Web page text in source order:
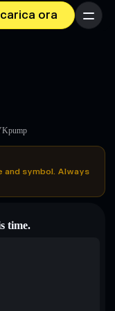
ora Menu
and symbol. Always
time.